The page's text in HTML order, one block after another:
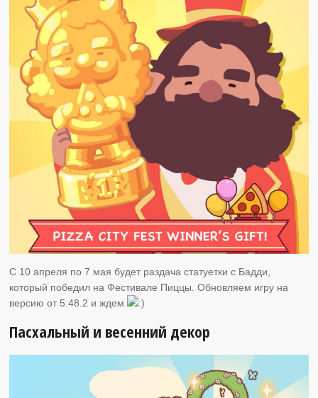
C 10 апреля по 7 мая будет раздача статуетки с Бадди,
который победил на Фестивале Пиццы. Обновляем игру на
версию от 5.48.2 и ждем
Пасхальный и весенний декор